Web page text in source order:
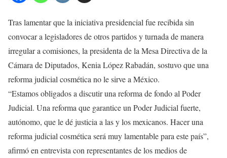
Tras lamentar que la iniciativa presidencial fue recibida sin
convocar a legisladores de otros partidos y turnada de manera
irregular a comisiones, la presidenta de la Mesa Directiva de la
Cámara de Diputados, Kenia López Rabadán, sostuvo que una
reforma judicial cosmética no le sirve a México.
“Estamos obligados a discutir una reforma de fondo al Poder
Judicial. Una reforma que garantice un Poder Judicial fuerte,
autónomo, que le dé justicia a las y los mexicanos. Hacer una
reforma judicial cosmética será muy lamentable para este país”,
afirmó en entrevista con representantes de los medios de